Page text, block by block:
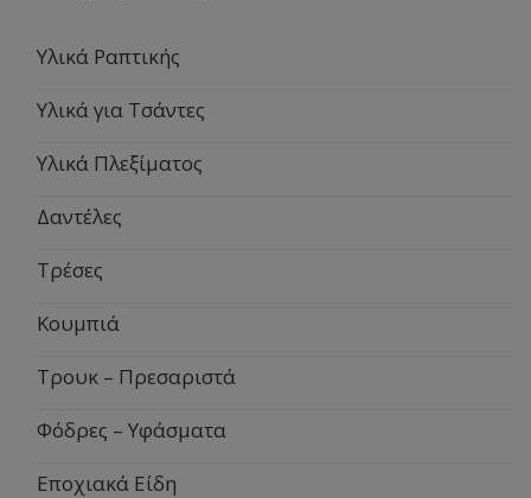
Υλικά Ραπτικής
Υλικά για Τσάντες
Υλικά Πλεξίματος
Δαντέλες
Τρέσες
Κουμπιά
Τρουκ – Πρεσαριστά
Φόδρες – Υφάσματα
Εποχιακά Είδη